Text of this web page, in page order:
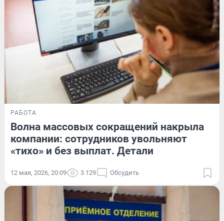
РАБОТА
Волна массовых сокращений накрыла
компании: сотрудников увольняют
«тихо» и без выплат. Детали
12 мая, 2026, 20:09 3 129 Обсудить